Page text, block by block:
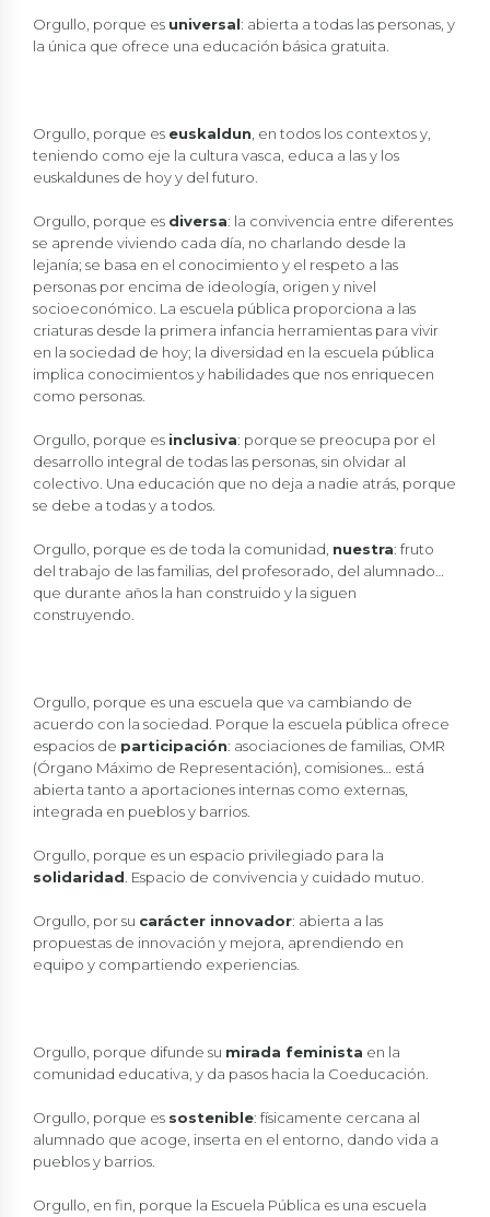
Orgullo, porque es universal: abierta a todas las personas, y
la única que ofrece una educación básica gratuita.
Orgullo, porque es euskaldun, en todos los contextos y,
teniendo como eje la cultura vasca, educa a las y los
euskaldunes de hoy y del futuro.
Orgullo, porque es diversa: la convivencia entre diferentes
se aprende viviendo cada día, no charlando desde la
lejanía; se basa en el conocimiento y el respeto a las
personas por encima de ideología, origen y nivel
socioeconómico. La escuela pública proporciona a las
criaturas desde la primera infancia herramientas para vivir
en la sociedad de hoy; la diversidad en la escuela pública
implica conocimientos y habilidades que nos enriquecen
como personas.
Orgullo, porque es inclusiva: porque se preocupa por el
desarrollo integral de todas las personas, sin olvidar al
colectivo. Una educación que no deja a nadie atrás, porque
se debe a todas y a todos.
Orgullo, porque es de toda la comunidad, nuestra: fruto
del trabajo de las familias, del profesorado, del alumnado…
que durante años la han construido y la siguen
construyendo.
Orgullo, porque es una escuela que va cambiando de
acuerdo con la sociedad. Porque la escuela pública ofrece
espacios de participación: asociaciones de familias, OMR
(Órgano Máximo de Representación), comisiones… está
abierta tanto a aportaciones internas como externas,
integrada en pueblos y barrios.
Orgullo, porque es un espacio privilegiado para la
solidaridad. Espacio de convivencia y cuidado mutuo.
Orgullo, por su carácter innovador: abierta a las
propuestas de innovación y mejora, aprendiendo en
equipo y compartiendo experiencias.
Orgullo, porque difunde su mirada feminista en la
comunidad educativa, y da pasos hacia la Coeducación.
Orgullo, porque es sostenible: físicamente cercana al
alumnado que acoge, inserta en el entorno, dando vida a
pueblos y barrios.
Orgullo, en fin, porque la Escuela Pública es una escuela